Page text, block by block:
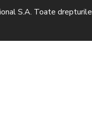
S.A. Toate drepturile